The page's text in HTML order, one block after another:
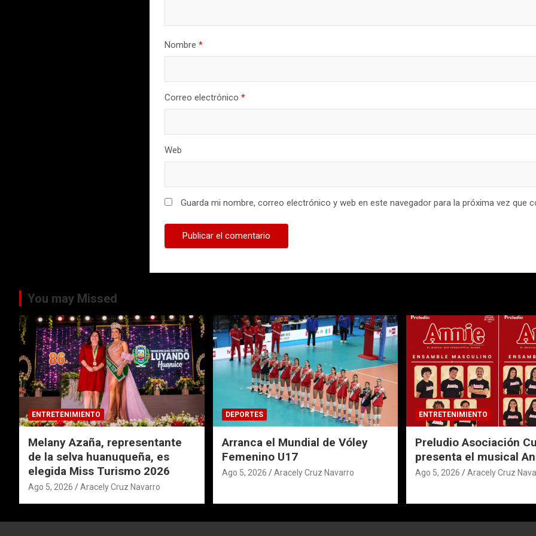
Nombre*
Correo electrónico*
Web
Guarda mi nombre, correo electrónico y web en este navegador para la próxima vez que
You may Missed
ENTRETENIMIENTO
Melany Azaña, representante
de la selva huanuqueña, es
elegida Miss Turismo 2026
Ago 5, 2026 Aracely Cruz Navarro
DEPORTES
Arranca el Mundial de Vóley
Femenino U17
Ago 5, 2026 Aracely Cruz Navarro
ENTRETENIMIENTO
Preludio Asociación
presenta el musical
Ago 5, 2026 Aracely Cruz